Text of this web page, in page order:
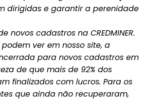
dirigidas e garantir a perenidade
novos cadastros na CREDMINER.
ver em nosso site, a
para novos cadastros em
de que mais de 92% dos
finalizados com lucros. Para os
que ainda não recuperaram,